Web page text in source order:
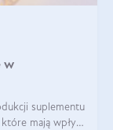
w
suplementu
mają wpływ